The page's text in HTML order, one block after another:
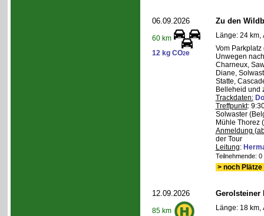
06.09.2026
60 km
12 kg CO2e
Zu den
Länge: 24 km,
Vom
Unwegen
Charneux,
Diane,
Statte,
Belleheid und
Trackdaten:
Treffpunkt:
Solwaster
Mühle Thorez
Anmeldung
der Tour
Leitung:
Teilnehmende:
> noch
12.09.2026
85 km
Gerolsteiner
Länge: 18 km,